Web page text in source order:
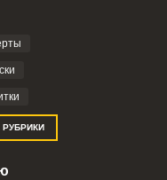
РУБРИКИ